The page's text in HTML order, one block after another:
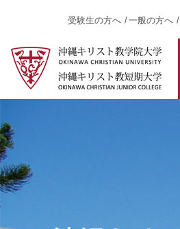
受験生の方へ 一般の方へ